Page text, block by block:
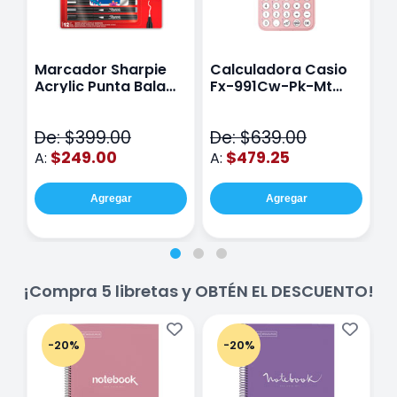
Marcador Sharpie
Acrylic Punta Bala
De: $399.00
A: $249.00
Agregar
Calculadora Casio
Fx-991Cw-Pk-Mt
De: $639.00
A: $479.25
Agregar
¡Compra 5 libretas y OBTÉN EL DESCUENTO!
-20% -20%